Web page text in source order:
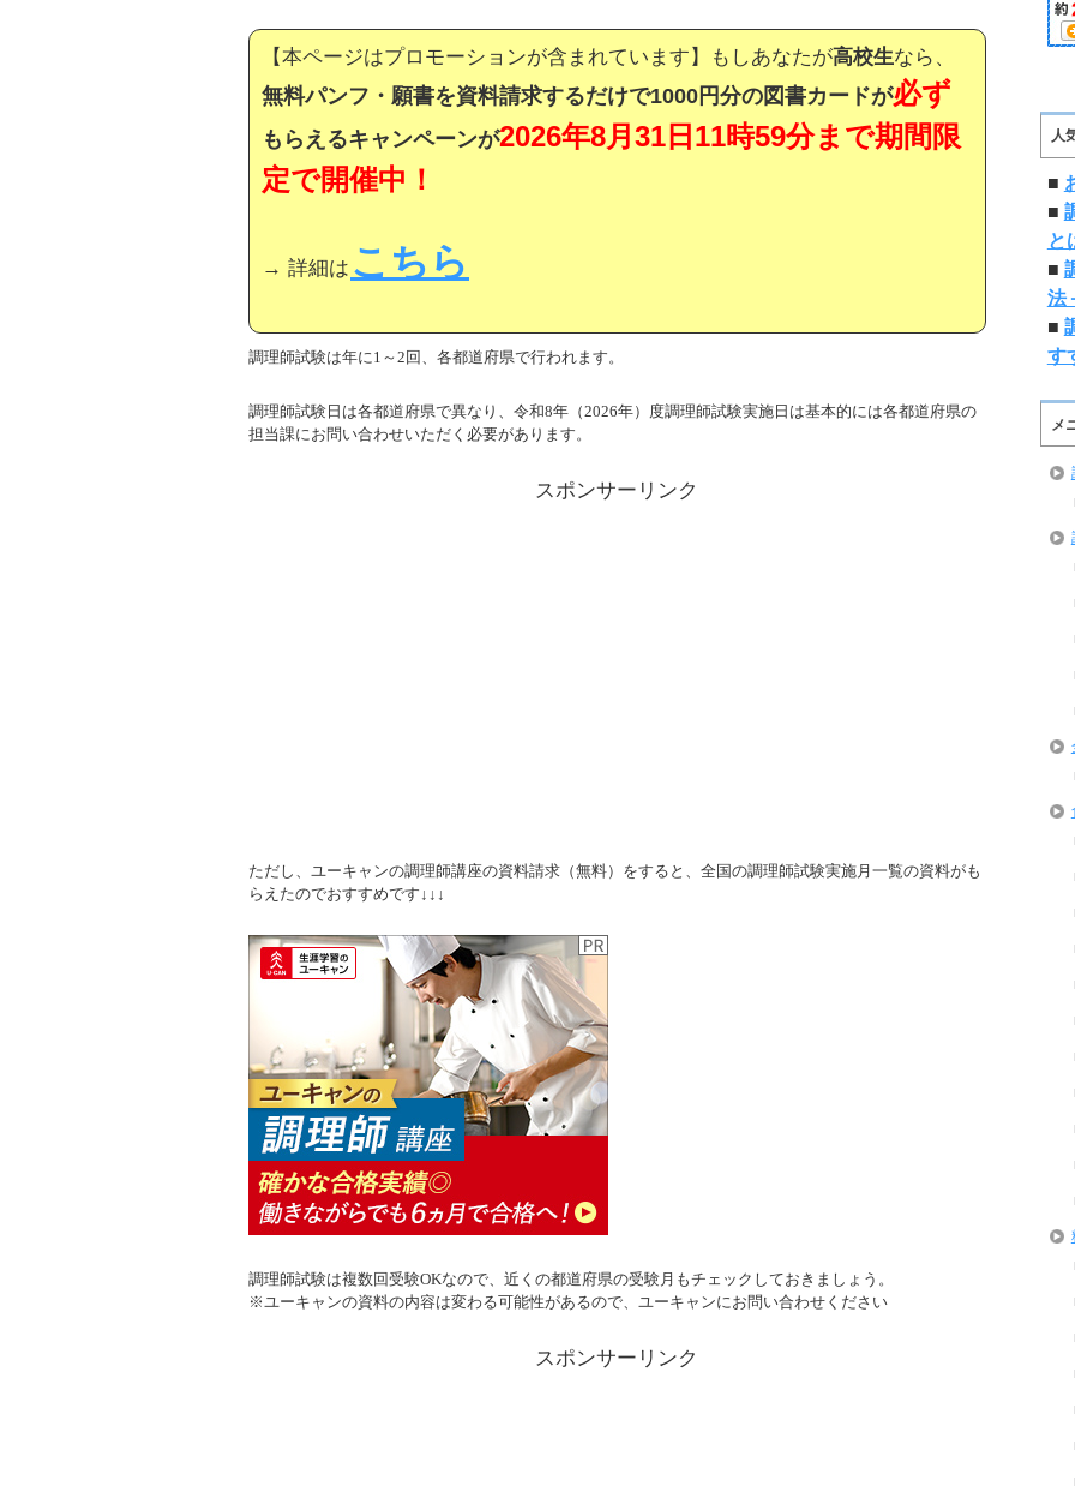
【本ページはプロモーションが含まれています】もしあなたが高校生なら、
無料パンフ・願書を資料請求するだけで1000円分の図書カードが必ず
もらえるキャンペーンが2026年8月31日11時59分まで期間限
定で開催中！
→ 詳細は こちら
調理師試験は年に1～2回、各都道府県で行われます。
調理師試験日は各都道府県で異なり、令和8年（2026年）度調理師試験実施日は基本的には各都道府県の
担当課にお問い合わせいただく必要があります。
スポンサーリンク
ただし、ユーキャンの調理師講座の資料請求（無料）をすると、全国の調理師試験実施月一覧の資料がも
らえたのでおすすめです↓↓↓
調理師試験は複数回受験OKなので、近くの都道府県の受験月もチェックしておきましょう。
※ユーキャンの資料の内容は変わる可能性があるので、ユーキャンにお問い合わせください
スポンサーリンク
人
■
■
と
■
法
■
す
メ